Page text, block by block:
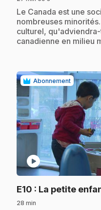
.Le Canada est une
nombreuses
culturel,
canadienne en milieu
Abonnement
play_circle
E10 : La petite
28 min